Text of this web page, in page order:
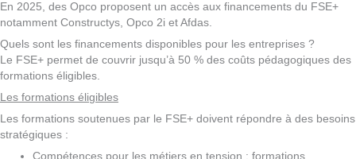
En 2025, des Opco proposent un accès aux financements du FSE+
notamment Constructys, Opco 2i et Afdas.
Quels sont les financements disponibles pour les entreprises ?
Le FSE+ permet de couvrir jusqu’à 50 % des coûts pédagogiques des
formations éligibles.
Les formations éligibles
Les formations soutenues par le FSE+ doivent répondre à des besoins
stratégiques :
Compétences pour les métiers en tension : formations